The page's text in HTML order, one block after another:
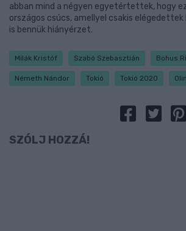
abban mind a négyen egyetértettek, hogy
országos csúcs, amellyel csakis elégedettek
is bennük hiányérzet.
Milák Kristóf Szabó Szebasztián Bohus
Németh Nándor Tokió Tokió 2020
SZÓLJ HOZZÁ!